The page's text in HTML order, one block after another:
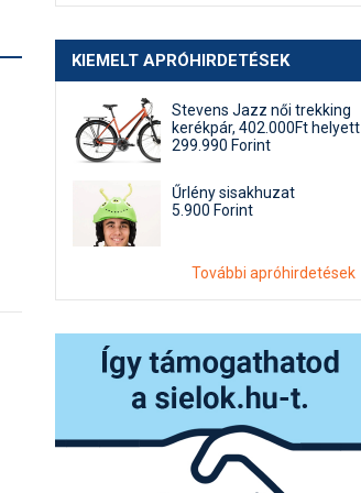
KIEMELT APRÓHIRDETÉSEK
Stevens Jazz női trekking
kerékpár, 402.000Ft helyett
299.990 Forint
Űrlény sisakhuzat
5.900 Forint
További apróhirdetések